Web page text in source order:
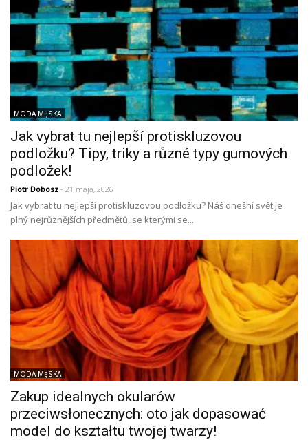
MODA MĘSKA
Jak vybrat tu nejlepší protiskluzovou
podložku? Tipy, triky a různé typy gumových
podložek!
Piotr Dobosz - 21 maja, 2026
Jak vybrat tu nejlepší protiskluzovou podložku? Náš dnešní svět je
plný nejrůznějších předmětů, se kterými se...
MODA MĘSKA
Zakup idealnych okularów
przeciwsłonecznych: oto jak dopasować
model do kształtu twojej twarzy!